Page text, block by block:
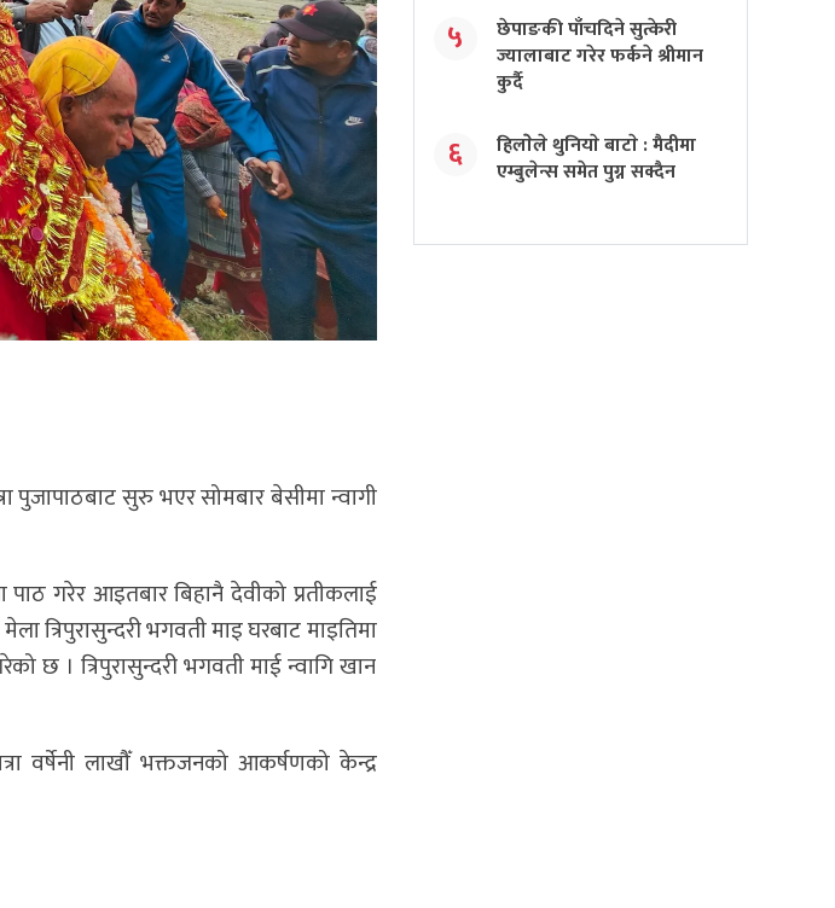
पुजापाठबाट सुरु भएर सोमबार बेसीमा न्वागी
पाठ गरेर आइतबार बिहानै देवीको प्रतीकलाई
त्रिपुरासुन्दरी भगवती माइ घरबाट माइतिमा
छ । त्रिपुरासुन्दरी भगवती माई न्वागि खान
वर्षेनी लाखौँ भक्तजनको आकर्षणको केन्द्र
५
छेपाङकी पाँचदिने सुत्केरी
ज्यालाबाट गरेर फर्कने श्रीमान
कुर्दै
६
हिलाेेले थुनियाे बाटाे : मैदीमा
एम्बुलेन्स समेत पुग्न सक्दैन